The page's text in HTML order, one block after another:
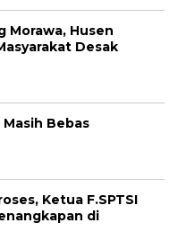
Morawa, Husen
Desak
Bebas
Ketua F.SPTSI
di